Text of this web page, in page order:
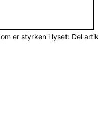
er styrken i lyset: Del